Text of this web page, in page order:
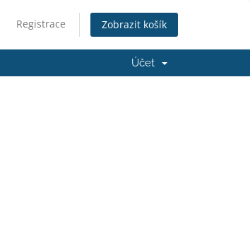
Registrace Zobrazit košík
Účet